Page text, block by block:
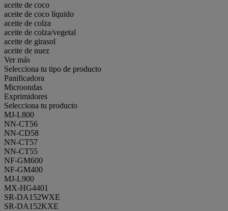
aceite de coco
aceite de coco líquido
aceite de colza
aceite de colza/vegetal
aceite de girasol
aceite de nuez
Ver más
Selecciona tu tipo de producto
Panificadora
Microondas
Exprimidores
Selecciona tu producto
MJ-L800
NN-CT56
NN-CD58
NN-CT57
NN-CT55
NF-GM600
NF-GM400
MJ-L900
MX-HG4401
SR-DA152WXE
SR-DA152KXE